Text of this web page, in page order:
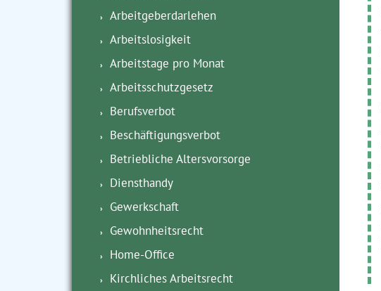
Arbeitgeberdarlehen
Arbeitslosigkeit
Arbeitstage pro Monat
Arbeitsschutzgesetz
Berufsverbot
Beschäftigungsverbot
Betriebliche Altersvorsorge
Diensthandy
Gewerkschaft
Gewohnheitsrecht
Home-Office
Kirchliches Arbeitsrecht